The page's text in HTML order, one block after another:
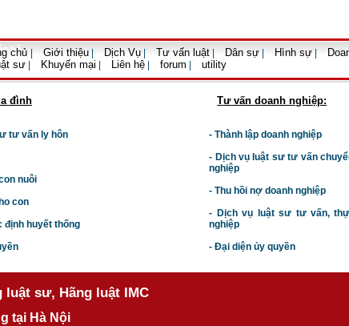
hệ
chủ | Giới thiệu | Dịch Vụ | Tư vấn luật | Dân sự | Hình sự |
sư | Khuyến mại | Liên hệ | forum | utility
đình
tư vấn ly hôn
nuôi
con
định huyết thống
Tư vấn doanh nghiệp:
- Thành lập doanh nghiệp
- Dịch vụ luật sư tư vấn
nghiệp
- Thu hồi nợ doanh nghiệp
- Dịch vụ luật sư tư vấn,
nghiệp
- Đại diện ủy quyền
luật sư, Hãng luật IMC
tại Hà Nội